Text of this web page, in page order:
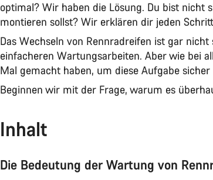
optimal? Wir haben die Lösung. Du bist nicht
montieren sollst? Wir erklären dir jeden
Das Wechseln von Rennradreifen ist gar
einfacheren Wartungsarbeiten. Aber wie bei
Mal gemacht haben, um diese Aufgabe
Beginnen wir mit der Frage, warum es
Inhalt
Die Bedeutung der Wartung von